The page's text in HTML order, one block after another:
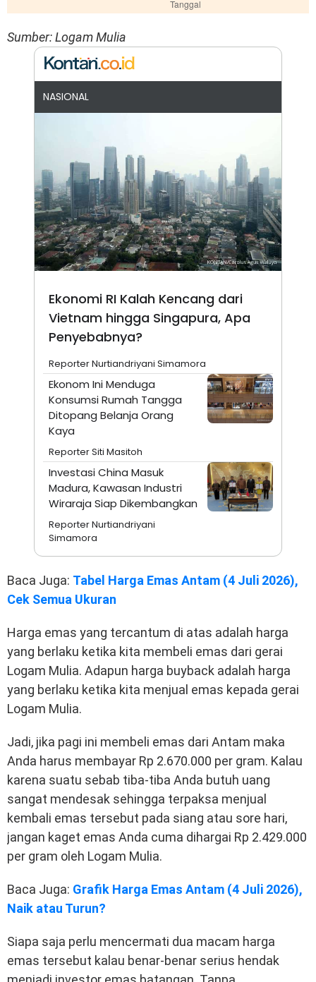
Sumber: Logam Mulia
NASIONAL
Ekonomi RI Kalah Kencang dari
Vietnam hingga Singapura, Apa
Penyebabnya?
Reporter Nurtiandriyani Simamora
Ekonom Ini Menduga
Konsumsi Rumah Tangga
Ditopang Belanja Orang
Kaya
Reporter Siti Masitoh
Investasi China Masuk
Madura, Kawasan Industri
Wiraraja Siap Dikembangkan
Reporter Nurtiandriyani
Simamora
Baca Juga: Tabel Harga Emas Antam (4 Juli 2026),
Cek Semua Ukuran
Harga emas yang tercantum di atas adalah harga
yang berlaku ketika kita membeli emas dari gerai
Logam Mulia. Adapun harga buyback adalah harga
yang berlaku ketika kita menjual emas kepada gerai
Logam Mulia.
Jadi, jika pagi ini membeli emas dari Antam maka
Anda harus membayar Rp 2.670.000 per gram. Kalau
karena suatu sebab tiba-tiba Anda butuh uang
sangat mendesak sehingga terpaksa menjual
kembali emas tersebut pada siang atau sore hari,
jangan kaget emas Anda cuma dihargai Rp 2.429.000
per gram oleh Logam Mulia.
Baca Juga: Grafik Harga Emas Antam (4 Juli 2026),
Naik atau Turun?
Siapa saja perlu mencermati dua macam harga
emas tersebut kalau benar-benar serius hendak